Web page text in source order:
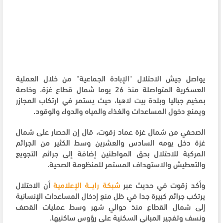
يواصل جيش الاحتلال "الإبادة الجماعية" من خلال العملية
العسكرية المتواصلة منذ 26 يوما شمال قطاع غزة، وخاصة
بمخيم جباليا وبلدة بيت لاهيا، حيث يستمر في ارتكاب المجازر
ويمنع دخول المساعدات والغذاء والمياه والدواء والوقود.
الصحفي من شمال غزة عماد زقوت، قال إن الحصار على شمال
غزة دخل يومه السادس والعشرين وسط الكثير من الجرائم
المركبة للاحتلال بحق المواطنين إضافة إلى جرائم التجويع
والتعطيش والاستهداف المستمر للمنظومة الصحية.
وأكد زقوت في حديث عبر شبكة رايـــة الإعلاميةأن الاحتلال
يرتكب جرائم كبيرة جدا في ظل منع إدخال المساعدات الإنسانية
إلى شمال القطاع منذ حوالي شهر وسط عمليات القصف
ونسف وتفجير المباني السكنية على رؤوس ساكنيها.